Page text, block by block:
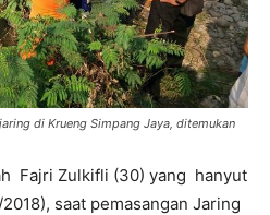
di Krueng Simpang Jaya, ditemukan
Fajri Zulkifli (30) yang hanyut
saat pemasangan Jaring